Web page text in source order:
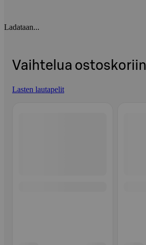
Ladataan...
Vaihtelua ostoskoriin
Lasten lautapelit